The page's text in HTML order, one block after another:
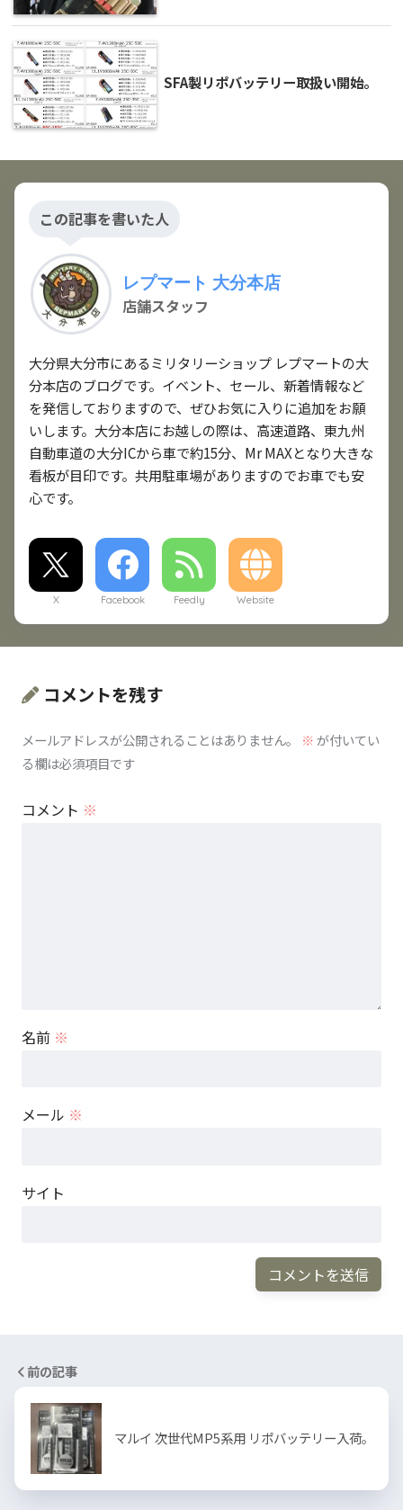
SFA製リポバッテリー取扱い開始。
この記事を書いた人
レプマート 大分本店
店舗スタッフ
大分県大分市にあるミリタリーショップ レプマートの大
分本店のブログです。イベント、セール、新着情報など
を発信しておりますので、ぜひお気に入りに追加をお願
いします。大分本店にお越しの際は、高速道路、東九州
自動車道の大分ICから車で約15分、Mr MAXとなり大きな
看板が目印です。共用駐車場がありますのでお車でも安
心です。
X Facebook Feedly Website
コメントを残す
メールアドレスが公開されることはありません。 ※が付いてい
る欄は必須項目です
コメント ※
名前 ※
メール ※
サイト
前の記事
マルイ 次世代MP5系用 リポバッテリー入荷。